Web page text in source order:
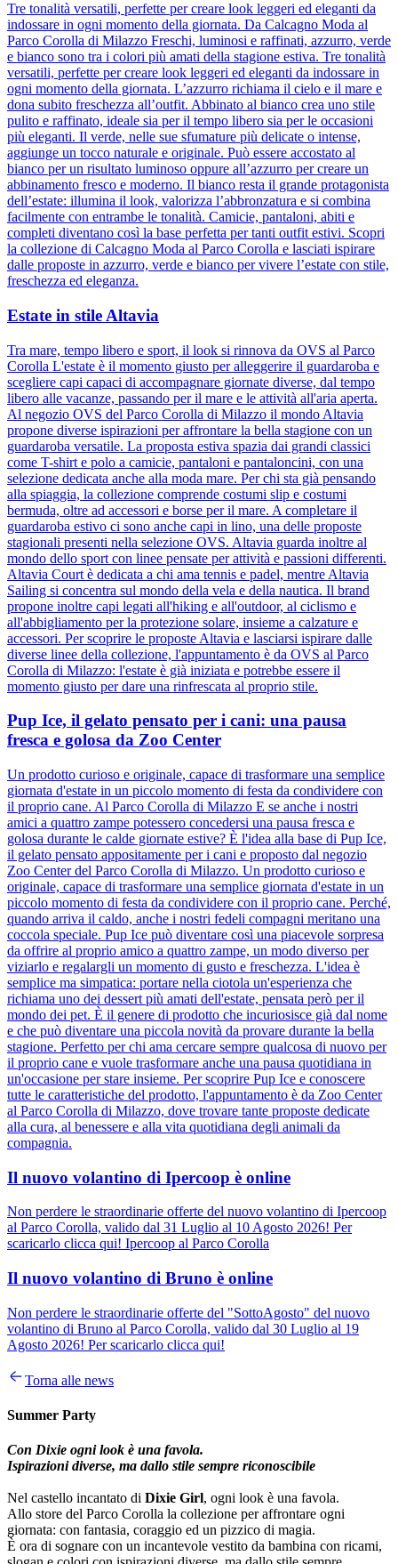
Tre tonalità versatili, perfette per creare look leggeri ed eleganti da
indossare in ogni momento della giornata. Da Calcagno Moda al
Parco Corolla di Milazzo Freschi, luminosi e raffinati, azzurro, verde
e bianco sono tra i colori più amati della stagione estiva. Tre tonalità
versatili, perfette per creare look leggeri ed eleganti da indossare in
ogni momento della giornata. L’azzurro richiama il cielo e il mare e
dona subito freschezza all’outfit. Abbinato al bianco crea uno stile
pulito e raffinato, ideale sia per il tempo libero sia per le occasioni
più eleganti. Il verde, nelle sue sfumature più delicate o intense,
aggiunge un tocco naturale e originale. Può essere accostato al
bianco per un risultato luminoso oppure all’azzurro per creare un
abbinamento fresco e moderno. Il bianco resta il grande protagonista
dell’estate: illumina il look, valorizza l’abbronzatura e si combina
facilmente con entrambe le tonalità. Camicie, pantaloni, abiti e
completi diventano così la base perfetta per tanti outfit estivi. Scopri
la collezione di Calcagno Moda al Parco Corolla e lasciati ispirare
dalle proposte in azzurro, verde e bianco per vivere l’estate con stile,
freschezza ed eleganza.
Estate in stile Altavia
Tra mare, tempo libero e sport, il look si rinnova da OVS al Parco
Corolla L'estate è il momento giusto per alleggerire il guardaroba e
scegliere capi capaci di accompagnare giornate diverse, dal tempo
libero alle vacanze, passando per il mare e le attività all'aria aperta.
Al negozio OVS del Parco Corolla di Milazzo il mondo Altavia
propone diverse ispirazioni per affrontare la bella stagione con un
guardaroba versatile. La proposta estiva spazia dai grandi classici
come T-shirt e polo a camicie, pantaloni e pantaloncini, con una
selezione dedicata anche alla moda mare. Per chi sta già pensando
alla spiaggia, la collezione comprende costumi slip e costumi
bermuda, oltre ad accessori e borse per il mare. A completare il
guardaroba estivo ci sono anche capi in lino, una delle proposte
stagionali presenti nella selezione OVS. Altavia guarda inoltre al
mondo dello sport con linee pensate per attività e passioni differenti.
Altavia Court è dedicata a chi ama tennis e padel, mentre Altavia
Sailing si concentra sul mondo della vela e della nautica. Il brand
propone inoltre capi legati all'hiking e all'outdoor, al ciclismo e
all'abbigliamento per la protezione solare, insieme a calzature e
accessori. Per scoprire le proposte Altavia e lasciarsi ispirare dalle
diverse linee della collezione, l'appuntamento è da OVS al Parco
Corolla di Milazzo: l'estate è già iniziata e potrebbe essere il
momento giusto per dare una rinfrescata al proprio stile.
Pup Ice, il gelato pensato per i cani: una pausa
fresca e golosa da Zoo Center
Un prodotto curioso e originale, capace di trasformare una semplice
giornata d'estate in un piccolo momento di festa da condividere con
il proprio cane. Al Parco Corolla di Milazzo E se anche i nostri
amici a quattro zampe potessero concedersi una pausa fresca e
golosa durante le calde giornate estive? È l'idea alla base di Pup Ice,
il gelato pensato appositamente per i cani e proposto dal negozio
Zoo Center del Parco Corolla di Milazzo. Un prodotto curioso e
originale, capace di trasformare una semplice giornata d'estate in un
piccolo momento di festa da condividere con il proprio cane. Perché,
quando arriva il caldo, anche i nostri fedeli compagni meritano una
coccola speciale. Pup Ice può diventare così una piacevole sorpresa
da offrire al proprio amico a quattro zampe, un modo diverso per
viziarlo e regalargli un momento di gusto e freschezza. L'idea è
semplice ma simpatica: portare nella ciotola un'esperienza che
richiama uno dei dessert più amati dell'estate, pensata però per il
mondo dei pet. È il genere di prodotto che incuriosisce già dal nome
e che può diventare una piccola novità da provare durante la bella
stagione. Perfetto per chi ama cercare sempre qualcosa di nuovo per
il proprio cane e vuole trasformare anche una pausa quotidiana in
un'occasione per stare insieme. Per scoprire Pup Ice e conoscere
tutte le caratteristiche del prodotto, l'appuntamento è da Zoo Center
al Parco Corolla di Milazzo, dove trovare tante proposte dedicate
alla cura, al benessere e alla vita quotidiana degli animali da
compagnia.
Il nuovo volantino di Ipercoop è online
Non perdere le straordinarie offerte del nuovo volantino di Ipercoop
al Parco Corolla, valido dal 31 Luglio al 10 Agosto 2026! Per
scaricarlo clicca qui! Ipercoop al Parco Corolla
Il nuovo volantino di Bruno è online
Non perdere le straordinarie offerte del "SottoAgosto" del nuovo
volantino di Bruno al Parco Corolla, valido dal 30 Luglio al 19
Agosto 2026! Per scaricarlo clicca qui!
Torna alle news
Summer Party
Con Dixie ogni look è una favola.
Ispirazioni diverse, ma dallo stile sempre riconoscibile
Nel castello incantato di Dixie Girl, ogni look è una favola.
Allo store del Parco Corolla la collezione per affrontare ogni
giornata: con fantasia, coraggio ed un pizzico di magia.
È ora di sognare con un incantevole vestito da bambina con ricami,